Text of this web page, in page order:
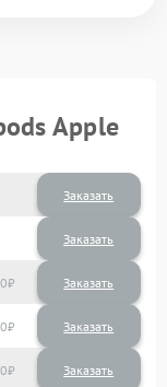
Apple
Заказать
Заказать